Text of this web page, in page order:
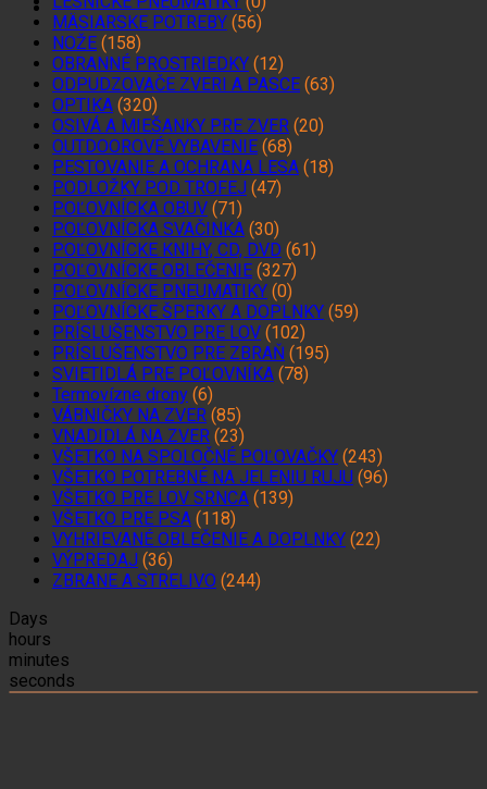
MÄSIARSKE POTREBY (56)
NOŽE (158)
OBRANNÉ PROSTRIEDKY (12)
ODPUDZOVAČE ZVERI A PASCE (63)
OPTIKA (320)
OSIVÁ A MIEŠANKY PRE ZVER (20)
OUTDOOROVÉ VYBAVENIE (68)
PESTOVANIE A OCHRANA LESA (18)
PODLOŽKY POD TROFEJ (47)
POĽOVNÍCKA OBUV (71)
POĽOVNÍCKA SVAČINKA (30)
POĽOVNÍCKE KNIHY, CD, DVD (61)
POĽOVNÍCKE OBLEČENIE (327)
POĽOVNÍCKE PNEUMATIKY (0)
POĽOVNÍCKE ŠPERKY A DOPLNKY (59)
PRÍSLUŠENSTVO PRE LOV (102)
PRÍSLUŠENSTVO PRE ZBRAŇ (195)
SVIETIDLÁ PRE POĽOVNÍKA (78)
Termovízne drony (6)
VÁBNIČKY NA ZVER (85)
VNADIDLÁ NA ZVER (23)
VŠETKO NA SPOLOČNÉ POĽOVAČKY (243)
VŠETKO POTREBNÉ NA JELENIU RUJU (96)
VŠETKO PRE LOV SRNCA (139)
VŠETKO PRE PSA (118)
VYHRIEVANÉ OBLEČENIE A DOPLNKY (22)
VÝPREDAJ (36)
ZBRANE A STRELIVO (244)
Days
hours
minutes
seconds